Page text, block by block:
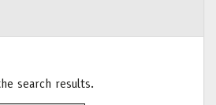
search results.